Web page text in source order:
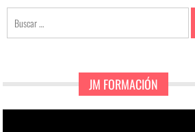
Buscar:
JM FORMACIÓN